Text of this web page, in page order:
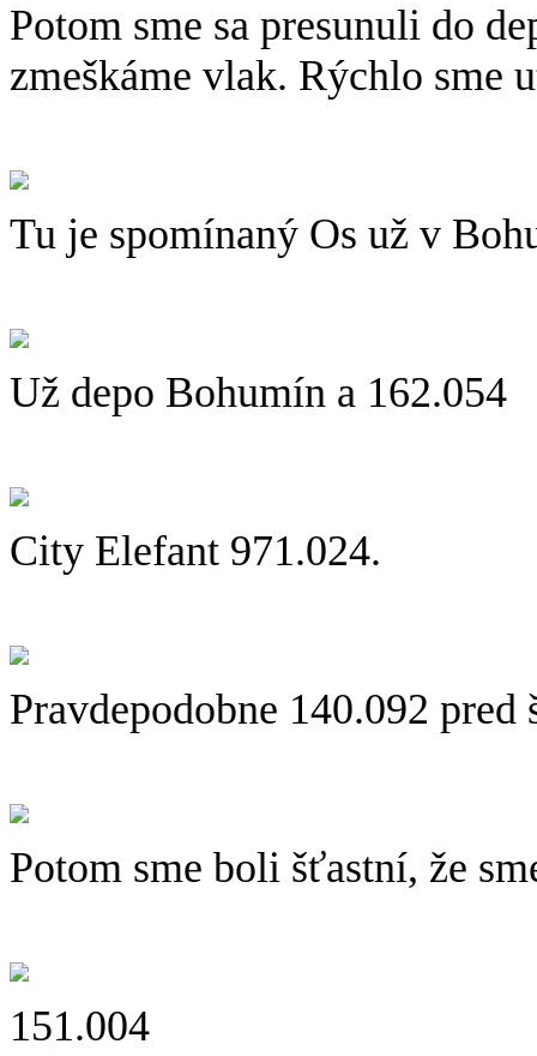
Potom sme sa presunuli do
zmeškáme vlak. Rýchlo sme
Tu je spomínaný Os už v
Už depo Bohumín a 162.054
City Elefant 971.024.
Pravdepodobne 140.092 pred
Potom sme boli šťastní, že
151.004